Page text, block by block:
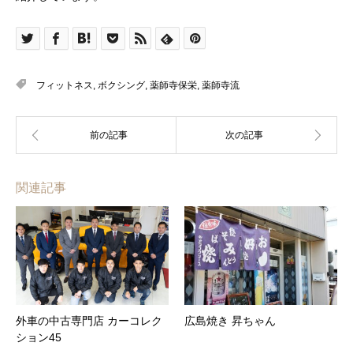
フィットネス, ボクシング, 薬師寺保栄, 薬師寺流
関連記事
外車の中古専門店 カーコレク
ション45
広島焼き 昇ちゃん